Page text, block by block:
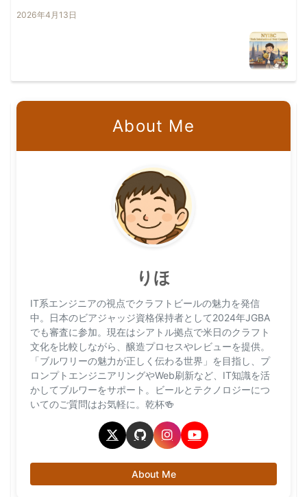
2026年4月13日
About Me
りほ
IT系エンジニアの視点でクラフトビールの魅力を発信
中。日本のビアジャッジ資格保持者として2024年JGBA
でも審査に参加。現在はシアトル拠点で米日のクラフト
文化を比較しながら、醸造プロセスやレビューを提供。
「ブルワリーの魅力が正しく伝わる世界」を目指し、プ
ロンプトエンジニアリングやWeb刷新など、IT知識を活
かしてブルワーをサポート。ビールとテクノロジーにつ
いてのご質問はお気軽に。乾杯🍻
About Me